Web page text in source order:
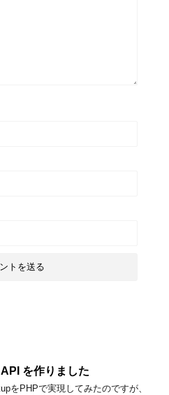
を作りました
をPHPで実現してみたのですが、